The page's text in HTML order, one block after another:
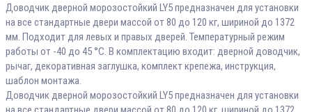
Доводчик дверной морозостойкий LY5 предназначен для установки
на все стандартные двери массой от 80 до 120 кг, шириной до 1372
мм. Подходит для левых и правых дверей. Температурный режим
работы от -40 до 45 °С. В комплектацию входит: дверной доводчик,
рычаг, декоративная заглушка, комплект крепежа, инструкция,
шаблон монтажа.
Доводчик дверной морозостойкий LY5 предназначен для установки